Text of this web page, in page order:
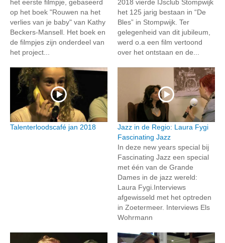
het eerste filmpje, gebaseerd
op het boek "Rouwen na het
verlies van je baby" van Kathy
Beckers-Mansell. Het boek en
de filmpjes zijn onderdeel van
het project...
2018 vierde IJsclub Stompwijk
het 125 jarig bestaan in “De
Bles” in Stompwijk. Ter
gelegenheid van dit jubileum,
werd o.a een film vertoond
over het ontstaan en de...
Talenterloodscafé jan 2018
Jazz in de Regio: Laura Fygi
Fascinating Jazz
In deze new years special bij
Fascinating Jazz een special
met één van de Grande
Dames in de jazz wereld:
Laura Fygi.Interviews
afgewisseld met het optreden
in Zoetermeer. Interviews Els
Wohrmann